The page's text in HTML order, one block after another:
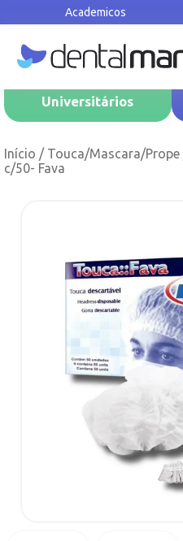
Academicos
Universitários
Início / Touca/Mascara/Prope
c/50- Fava